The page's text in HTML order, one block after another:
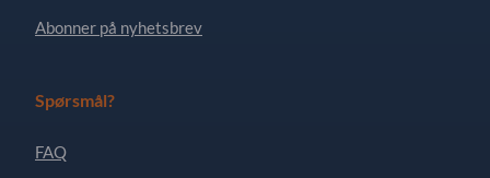
Abonner på nyhetsbrev
Spørsmål?
FAQ